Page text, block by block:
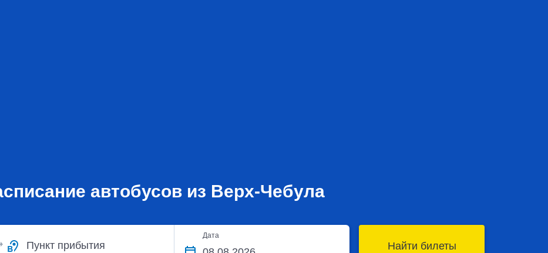
автобусов из Верх-Чебула
Пункт прибытия
Дата
Найти билеты